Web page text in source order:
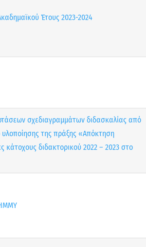
Έτους 2023-2024
σχεδιαγραμμάτων διδασκαλίας από
υλοποίησης της πράξης «Απόκτηση
κάτοχους διδακτορικού 2022 – 2023 στο